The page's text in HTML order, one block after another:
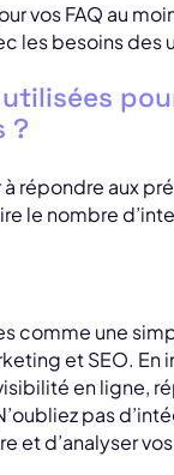
vos FAQ au
les besoins des
?
répondre aux
le nombre
comme une
et SEO. En
en ligne,
pas
et d’analyser